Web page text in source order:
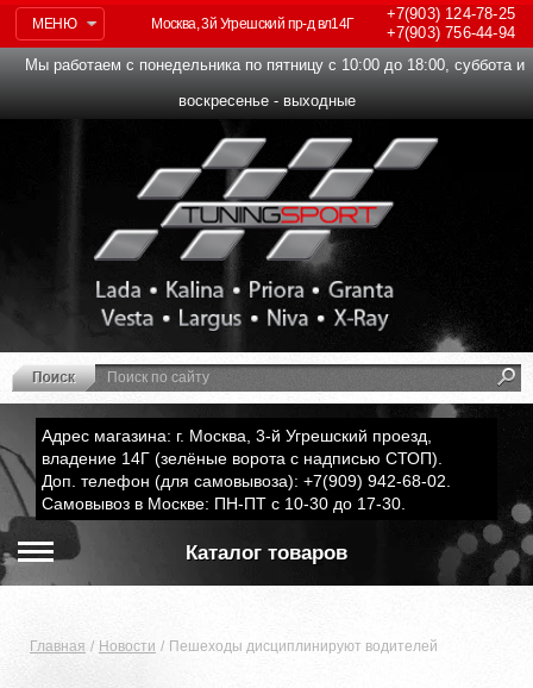
МЕНЮ
+7(903)124-78-25
+7(903)756-44-94
Москва, 3й Угрешский пр-д вл14Г
Мы работаем с понедельника по пятницу с 10:00 до 18:00, суббота и
воскресенье - выходные
Адрес магазина: г. Москва, 3-й Угрешский проезд,
владение 14Г (зелёные ворота с надписью СТОП).
Доп. телефон (для самовывоза): +7(909) 942-68-02.
Самовывоз в Москве: ПН-ПТ с 10-30 до 17-30.
Каталог товаров
Главная Новости Пешеходы дисциплинируют водителей